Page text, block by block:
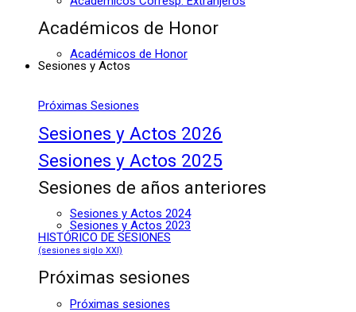
Académicos de Honor
Académicos de Honor
Sesiones y Actos
Próximas Sesiones
Sesiones y Actos 2026
Sesiones y Actos 2025
Sesiones de años anteriores
Sesiones y Actos 2024
Sesiones y Actos 2023
HISTÓRICO DE SESIONES
(sesiones siglo XXI)
Próximas sesiones
Próximas sesiones